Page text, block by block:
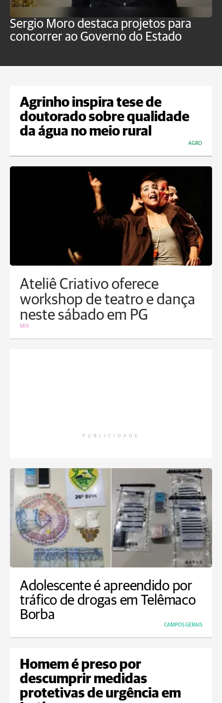
Sergio Moro destaca projetos para
concorrer ao Governo do Estado
Agrinho inspira tese de
doutorado sobre qualidade
da água no meio rural
AGRO
Ateliê Criativo oferece
workshop de teatro e dança
neste sábado em PG
MIX
PUBLICIDADE
Adolescente é apreendido por
tráfico de drogas em Telêmaco
Borba
CAMPOS GERAIS
Homem é preso por
descumprir medidas
protetivas de urgência em